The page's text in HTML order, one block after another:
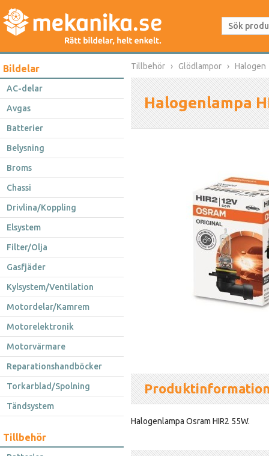
Bildelar
AC-delar
Avgas
Batterier
Belysning
Broms
Chassi
Drivlina/Koppling
Elsystem
Filter/Olja
Gasfjäder
Kylsystem/Ventilation
Motordelar/Kamrem
Motorelektronik
Motorvärmare
Reparationshandböcker
Torkarblad/Spolning
Tändsystem
Tillbehör
Tillbehör Glödlampor Halogen
Halogenlampa
Halogenlampa Osram HIR2 55W.